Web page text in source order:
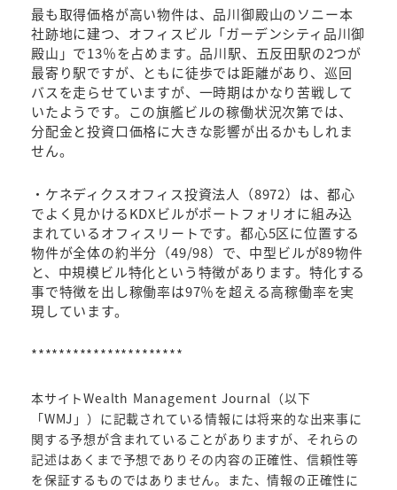
最も取得価格が高い物件は、品川御殿山のソニー本
社跡地に建つ、オフィスビル「ガーデンシティ品川御
殿山」で13％を占めます。品川駅、五反田駅の2つが
最寄り駅ですが、ともに徒歩では距離があり、巡回
バスを走らせていますが、一時期はかなり苦戦して
いたようです。この旗艦ビルの稼働状況次第では、
分配金と投資口価格に大きな影響が出るかもしれま
せん。
・ケネディクスオフィス投資法人（8972）は、都心
でよく見かけるKDXビルがポートフォリオに組み込
まれているオフィスリートです。都心5区に位置する
物件が全体の約半分（49/98）で、中型ビルが89物件
と、中規模ビル特化という特徴があります。特化する
事で特徴を出し稼働率は97％を超える高稼働率を実
現しています。
**********************
本サイトWealth Management Journal（以下
「WMJ」）に記載されている情報には将来的な出来事に
関する予想が含まれていることがありますが、それらの
記述はあくまで予想でありその内容の正確性、信頼性等
を保証するものではありません。また、情報の正確性に